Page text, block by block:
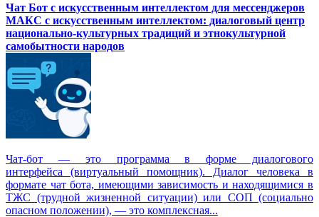
Чат Бот с искусственным интеллектом для мессенджеров
МАКС с искусственным интеллектом: диалоговый центр
национально-культурных традиций и этнокультурной
самобытности народов
Чат-бот — это программа в форме диалогового
интерфейса (виртуальный помощник). Диалог человека в
формате чат бота, имеющими зависимость и находящимися в
ТЖС (трудной жизненной ситуации) или СОП (социально
опасном положении), — это комплексная...